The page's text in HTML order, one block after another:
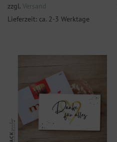
zzgl. Versand
Lieferzeit: ca. 2-3 Werktage